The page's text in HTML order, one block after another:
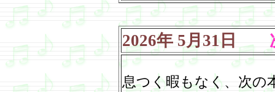
2026年 5月 31日 次
息つく暇もなく、次の